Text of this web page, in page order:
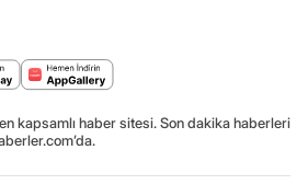
kapsamlı haber sitesi. Son dakika haberleri